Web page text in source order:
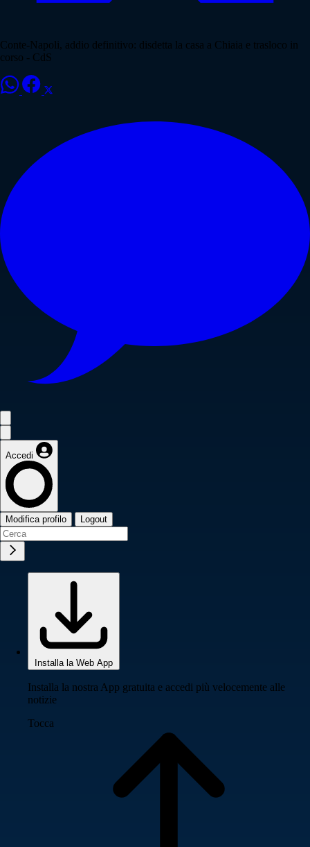
Conte-Napoli, addio definitivo: disdetta la casa a Chiaia e trasloco in
corso - CdS
Accedi
Modifica profilo Logout
Installa la Web App
Installa la nostra App gratuita e accedi più velocemente alle
notizie
Tocca